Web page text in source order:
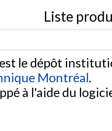
Liste
le dépôt
Montréal.
à l'aide du